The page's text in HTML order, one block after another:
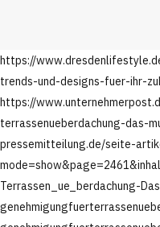
https://
trends-und-designs-fuer-ihr-
https://
terrassenueberdachung-das-
pressemitteilung.de/seite-
Terrassen_ue_berdachung-